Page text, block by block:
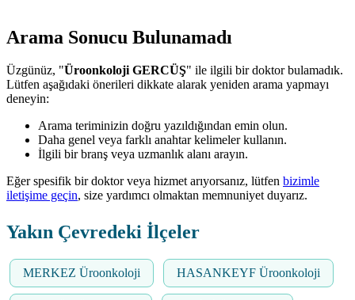
Arama Sonucu Bulunamadı
Üzgünüz, "Üroonkoloji GERCÜŞ" ile ilgili bir doktor bulamadık.
Lütfen aşağıdaki önerileri dikkate alarak yeniden arama yapmayı
deneyin:
Arama teriminizin doğru yazıldığından emin olun.
Daha genel veya farklı anahtar kelimeler kullanın.
İlgili bir branş veya uzmanlık alanı arayın.
Eğer spesifik bir doktor veya hizmet arıyorsanız, lütfen bizimle
iletişime geçin, size yardımcı olmaktan memnuniyet duyarız.
Yakın Çevredeki İlçeler
MERKEZ Üroonkoloji HASANKEYF Üroonkoloji